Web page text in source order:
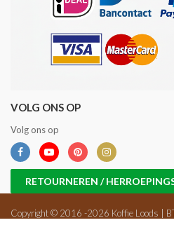
VOLG ONS OP
Volg ons op
RETOURNEREN /
Copyright © 2016 -2026 Koffie Loods |